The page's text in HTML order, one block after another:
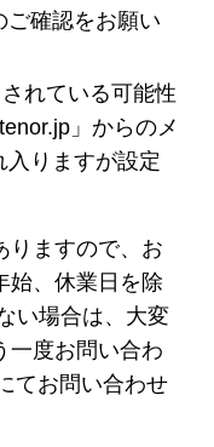
ご確認をお願い
れている可能性
」からのメ
りますが設定
りますので、お
始、休業日を除
い場合は、大変
一度お問い合わ
てお問い合わせ